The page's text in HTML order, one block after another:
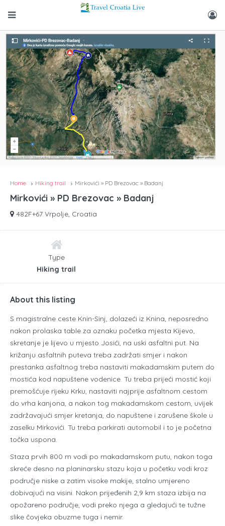
Home Hiking trail Mirkovići » PD Brezovac » Badanj
Mirkovići » PD Brezovac » Badanj
482F+67 Vrpolje, Croatia
Type
Hiking trail
About this listing
S magistralne ceste Knin-Sinj, dolazeći iz Knina, neposredno
nakon prolaska table za oznaku početka mjesta Kijevo,
skretanje je lijevo u mjesto Josići, na uski asfaltni put. Na
križanju asfaltnih puteva treba zadržati smjer i nakon
prestanka asfaltnog treba nastaviti makadamskim putem do
mostića kod napuštene vodenice. Tu treba prijeći mostić koji
premošćuje rijeku Krku, nastaviti najprije asfaltnom cestom
do vrha kanjona, a nakon tog makadamskom cestom, uvijek
zadržavajući smjer kretanja, do napuštene i zarušene škole u
zaselku Mirkovići. Tu treba parkirati automobil i to je početna
točka uspona.
Staza prvih 800 m vodi po makadamskom putu, nakon toga
skreće desno na planinarsku stazu koja u početku vodi kroz
područje niske a zatim visoke makije, stalno umjereno
dobivajući na visini. Nakon prijeđenih 2,9 km staza izbija na
opožareno područje, vodi preko njega a gledajući te tužne
slike čovjeka obuzme tuga i nemir.